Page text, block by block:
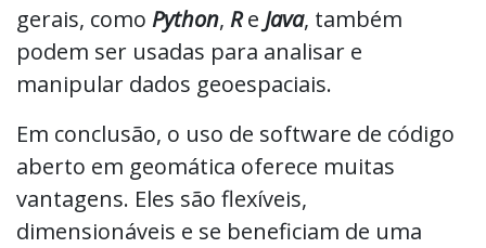
gerais, como Python, Re Java, também
podem ser usadas para analisar e
manipular dados geoespaciais.
Em conclusão, o uso de software de código
aberto em geomática oferece muitas
vantagens. Eles são flexíveis,
dimensionáveis e se beneficiam de uma